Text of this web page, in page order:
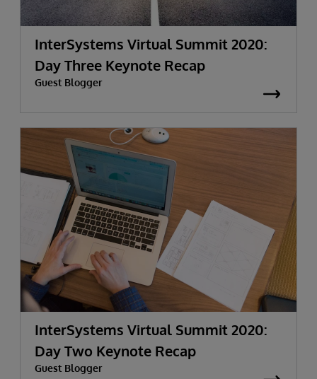
InterSystems Virtual Summit 2020:
Day Three Keynote Recap
Guest Blogger
InterSystems Virtual Summit 2020:
Day Two Keynote Recap
Guest Blogger